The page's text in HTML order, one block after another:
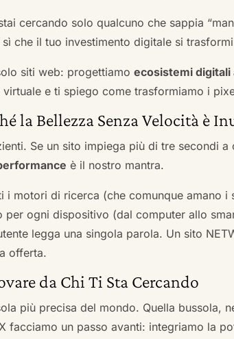
cercando solo qualcuno che sappia
che il tuo investimento digitale si
siti web: progettiamoecosistemi
e ti spiego come trasformiamo i
la Bellezza Senza Velocità è
Se un sito impiega più di tre secondi
è il nostro mantra.
i motori di ricerca (che comunque amano
ogni dispositivo (dal computer allo
legga una singola parola. Un sito
offerta.
da Chi Ti Sta Cercando
più precisa del mondo. Quella bussola,
facciamo un passo avanti: integriamo la